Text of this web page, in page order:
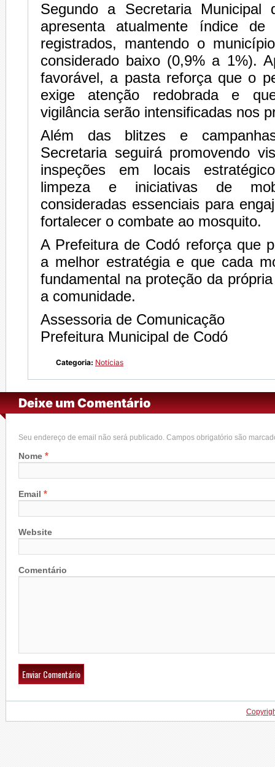
Segundo a Secretaria Municipal
apresenta atualmente índice
registrados, mantendo o
considerado baixo (0,9% a 1%).
favorável, a pasta reforça que o
exige atenção redobrada e
vigilância serão intensificadas nos
Além das blitzes e
Secretaria seguirá promovendo
inspeções em locais
limpeza e iniciativas de
consideradas essenciais para
fortalecer o combate ao mosquito.
A Prefeitura de Codó reforça que
a melhor estratégia e que cada
fundamental na proteção da
a comunidade.
Assessoria de Comunicação
Prefeitura Municipal de Codó
Categoria: Notícias
Deixe um Comentário
Seu endereço de email não será publicado. Campos obrigatório são
Nome *
Email *
Website
Comentário